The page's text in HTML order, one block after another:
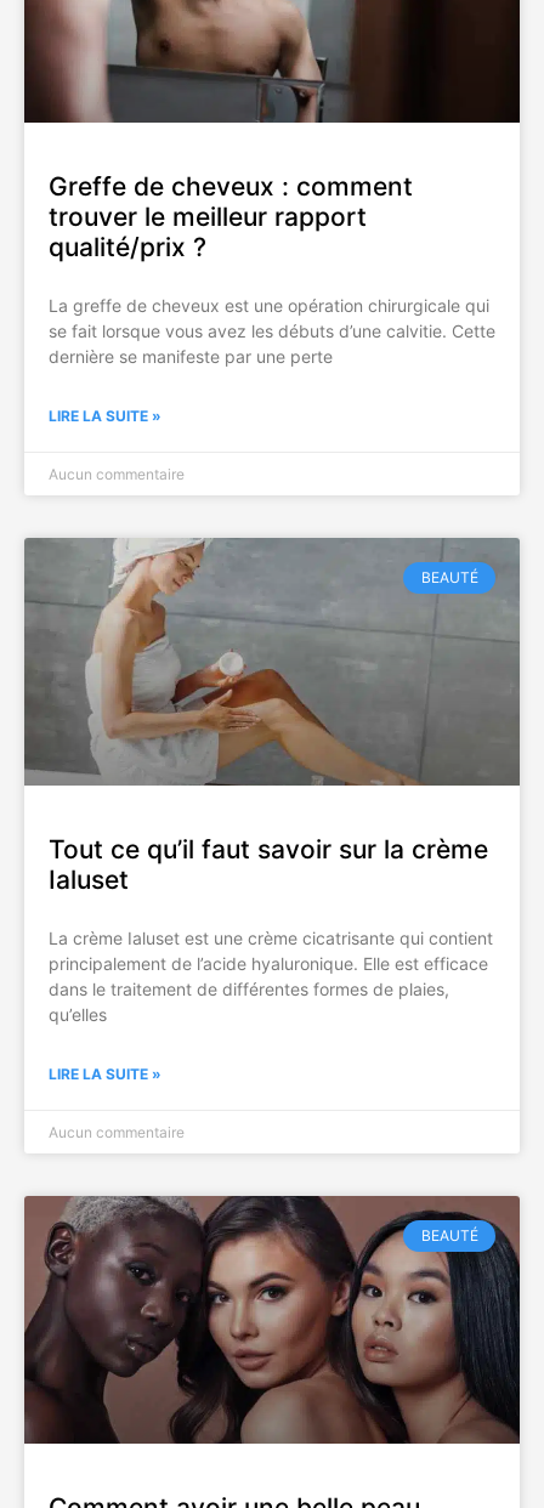
Greffe de cheveux : comment
trouver le meilleur rapport
qualité/prix ?
La greffe de cheveux est une opération chirurgicale qui
se fait lorsque vous avez les débuts d’une calvitie. Cette
dernière se manifeste par une perte
LIRE LA SUITE »
Aucun commentaire
BEAUTÉ
Tout ce qu’il faut savoir sur la crème
Ialuset
La crème Ialuset est une crème cicatrisante qui contient
principalement de l’acide hyaluronique. Elle est efficace
dans le traitement de différentes formes de plaies,
qu’elles
LIRE LA SUITE »
Aucun commentaire
BEAUTÉ